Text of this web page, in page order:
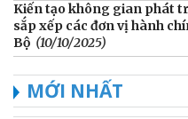
Kiến tạo không gian phát
sắp xếp các đơn vị hành
Bộ (10/10/2025)
MỚI NHẤT